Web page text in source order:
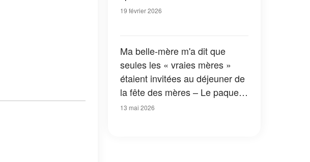
19 février 2026
Ma belle-mère m'a dit que
seules les « vraies mères »
étaient invitées au déjeuner de
la fête des mères – Le paquet
cadeau que mon mari a posé
13 mai 2026